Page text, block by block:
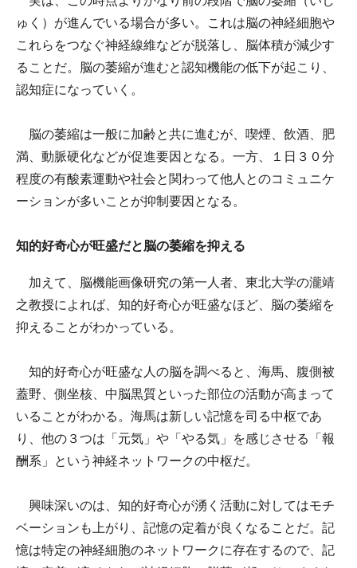
ゅく）が進んでいる場合が多い。これは脳の神経細胞や
これらをつなぐ神経線維などが脱落し、脳体積が減少す
ることだ。脳の萎縮が進むと認知機能の低下が起こり、
認知症になっていく。
脳の萎縮は一般に加齢と共に進むが、喫煙、飲酒、肥
満、動脈硬化などが促進要因となる。一方、１日３０分
程度の有酸素運動や社会と関わって他人とのコミュニケ
ーションが多いことが抑制要因となる。
知的好奇心が旺盛だと脳の萎縮を抑える
加えて、脳機能画像研究の第一人者、東北大学の瀧靖
之教授によれば、知的好奇心が旺盛なほど、脳の萎縮を
抑えることがわかっている。
知的好奇心が旺盛な人の脳を調べると、海馬、腹側被
蓋野、側坐核、中脳黒質といった部位の活動が高まって
いることがわかる。海馬は新しい記憶を司る中枢であ
り、他の３つは「元気」や「やる気」を感じさせる「報
酬系」という神経ネットワークの中枢だ。
興味深いのは、知的好奇心が湧く活動に対してはモチ
ベーションも上がり、記憶の定着が良くなることだ。記
憶は特定の神経細胞のネットワークに存在するので、記